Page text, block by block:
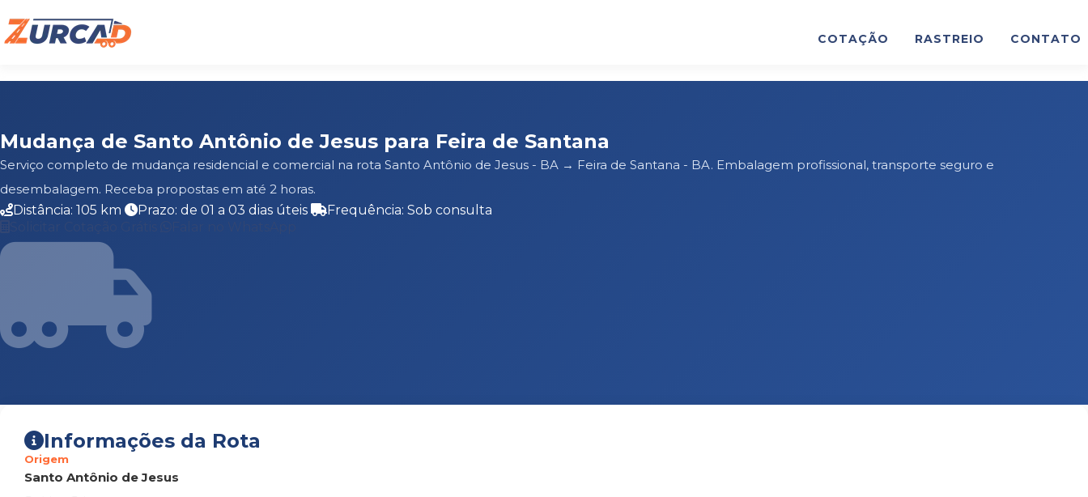
COTAÇÃO RASTREIO CONTATO
Mudança de Santo Antônio de Jesus para Feira de Santana
Serviço completo de mudança residencial e comercial na rota Santo Antônio de Jesus - BA → Feira de Santana - BA. Embalagem profissional, transporte seguro e
desembalagem. Receba propostas em até 2 horas.
Distância: 105 km
Prazo: de 01 a 03 dias úteis
Frequência: Sob consulta
Informações da Rota
Origem
Santo Antônio de Jesus